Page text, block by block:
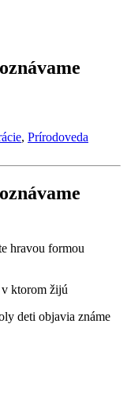
, Prírodoveda
hravou formou
ktorom žijú
deti objavia známe